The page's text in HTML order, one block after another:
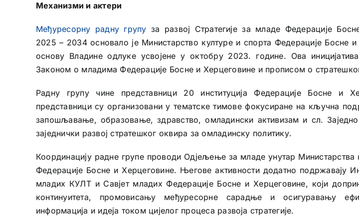
Механизми и актери
Међуресорну радну групу за развој Стратегије за младе Федерације
2025 – 2034 основало је Министарство културе и спорта Федерације Босне
основу Владине одлуке усвојене у октобру 2023. године. Ова
Законом о младима Федерације Босне и Херцеговине и прописом о
Радну групу чине представници 20 институција Федерације Босне и
представници су организовани у тематске тимове фокусиране на кључна
запошљавање, образовање, здравство, омладински активизам и сл.
заједнички развој стратешког оквира за омладинску политику.
Координацију радне групе проводи Одјељење за младе унутар Министарства
Федерације Босне и Херцеговине. Његове активности додатно подржавају
младих КУЛТ и Савјет младих Федерације Босне и Херцеговине, који
континуитета, промовисању међуресорне сарадње и осигуравању
информација и идеја током цијелог процеса развоја стратегије.